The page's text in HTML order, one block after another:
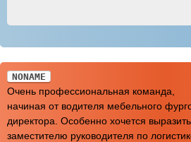
NONAME
Очень профессиональная команда,
начиная от водителя мебельного
директора. Особенно хочется
заместителю руководителя по